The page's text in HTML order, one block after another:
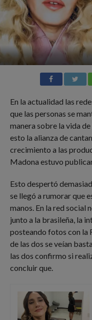
En la actualidad las
que las personas se
manera sobre la vida
esto la alianza de
crecimiento a las
Madona estuvo
Esto despertó
se llegó a rumorar que
manos. En la red social
junto a la brasileña, la
posteando fotos con la
de las dos se veían
las dos confirmo si
concluir que.